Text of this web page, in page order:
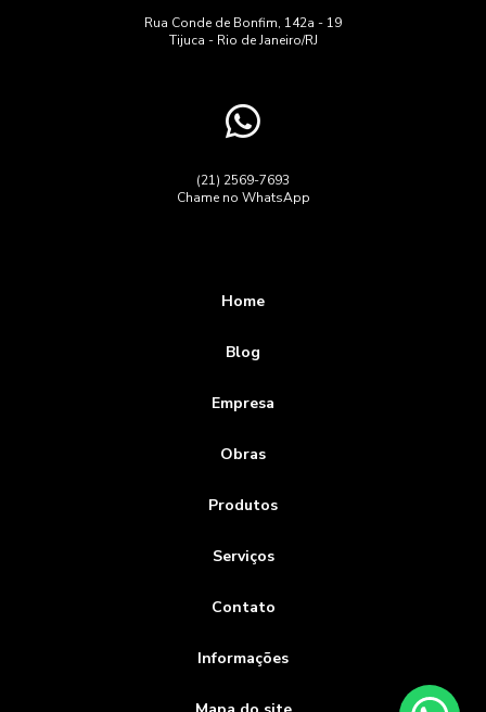
Rua Conde de Bonfim, 142a - 19
Tijuca - Rio de Janeiro/RJ
(21) 2569-7693
Chame no WhatsApp
Home
Blog
Empresa
Obras
Produtos
Serviços
Contato
Informações